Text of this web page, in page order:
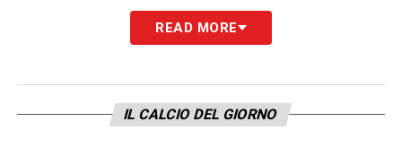
che il Manchester United sta avanzando
positivamente nei colloqui con i
clausola non è problema ma prima devono
READ MORE
IL CALCIO DEL GIORNO